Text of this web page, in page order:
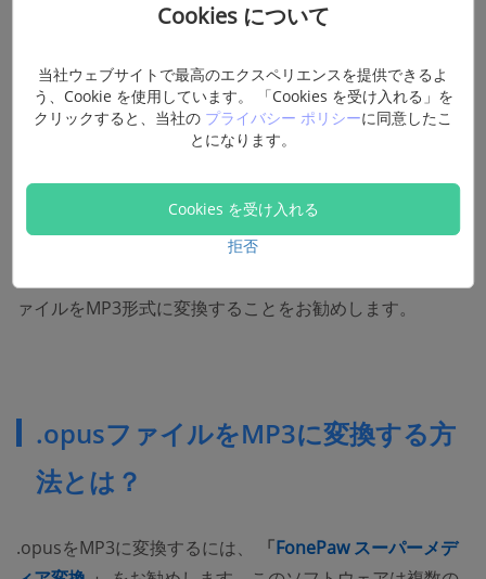
す。Windows PCの場合、VideoLAN VLCメディアプレー
イナルメディアプレーヤーなどのプレーヤーで.opusファ
イルを開くことができます。Macの場合は、Mac版の
ViedoLAN VLCメディアプレーヤーを使用して.opusファ
PCにこれらのメディアプレーヤーをインストールするの
が嫌だった場合、またはスマホなどのデバイスで.opusフ
ァイルをMP3形式に変換することをお勧めします。
.opusファイルをMP3に変換する方
法とは？
.opusをMP3に変換するには、 「FonePaw スーパーメデ
Cookies について
当社ウェブサイトで最高のエクスペリエンスを提供できるよ
う、Cookie を使用しています。 「Cookies を受け入れる」を
クリックすると、当社の プライバシー ポリシーに同意したこ
とになります。
Cookies を受け入れる
拒否